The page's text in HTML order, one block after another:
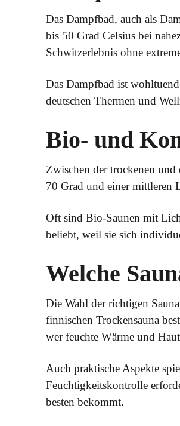
Das Dampfbad, auch als
bis 50 Grad Celsius bei
Schwitzerlebnis ohne
Das Dampfbad ist
deutschen Thermen und
Bio- und
Zwischen der trockenen
70 Grad und einer mittleren
Oft sind Bio-Saunen mit
beliebt, weil sie sich
Welche
Die Wahl der richtigen
finnischen Trockensauna
wer feuchte Wärme und
Auch praktische Aspekte
Feuchtigkeitskontrolle
besten bekommt.